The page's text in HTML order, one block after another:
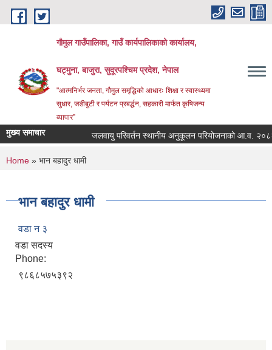
Skip to main content
गौमुल गाउँपालिका, गाउँ कार्यपालिकाको कार्यालय,
घट्मुना, बाजुरा, सुदूरपश्चिम प्रदेश, नेपाल
"आत्मनिर्भर जनता, गौमुल समृद्धिको आधारः शिक्षा र स्वास्थ्यमा
सुधार, जडीबुटी र पर्यटन प्रबर्द्धन, सहकारी मार्फत कृषिजन्य
ब्यापार”
मुख्य समाचार जलवायु परिवर्तन स्थानीय अनुकूलन परियोजनाको आ.व.
You are here
Home » भान बहादुर धामी
भान बहादुर धामी
वडा न ३
वडा सदस्य
Phone:
९८६८५७५३९२